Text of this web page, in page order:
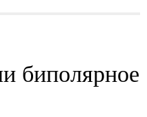
биполярное